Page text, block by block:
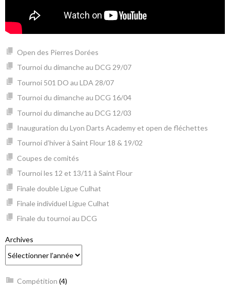
Open des Pierres Dorées
Tournoi du dimanche au DCG 29/07
Tournoi 501 DO au LDA 28/07
Tournoi du dimanche au DCG 16/04
Tournoi du dimanche au DCG 12/03
Inauguration du Lyon Darts Academy et open de fléchettes
Tournoi d’hiver à Saint Flour 18 & 19/02
Coupes de comités
Tournoi les 12 et 13/11 à Saint Flour
Finale double Ligue Culhat
Finale individuel Ligue Culhat
Finale du tournoi au DCG
Archives
Compétition (4)